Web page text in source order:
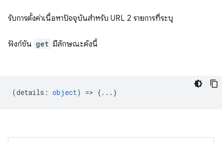
รับการตั้งค่าเนื้อหาปัจจุบันสำหรับ URL 2 รายการที่ระบุ
ฟังก์ชัน get มีลักษณะดังนี้
(details : object) => {...}